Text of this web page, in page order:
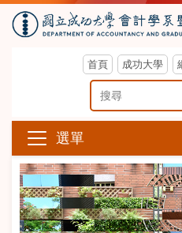
首頁 成功大學
搜尋關鍵字
選單